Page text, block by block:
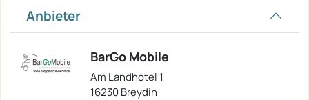
Anbieter
BarGo Mobile
Am Landhotel 1
16230 Breydin